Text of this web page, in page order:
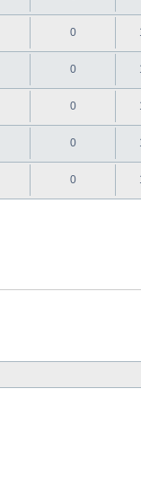
0
0
0
0
0